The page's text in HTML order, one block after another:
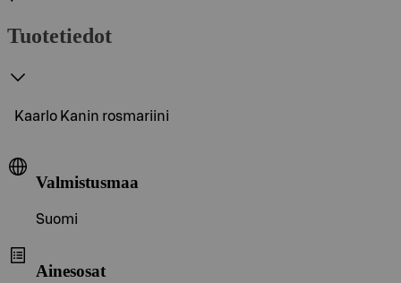
Tuotetiedot
Kaarlo Kanin rosmariini
Valmistusmaa
Suomi
Ainesosat